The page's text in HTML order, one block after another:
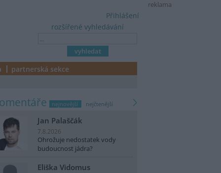
reklama
rozšířené vyhledávání
Přihlášení
partnerská sekce
nejnovější nejčtenější
Jan Palaščák
7.8.2026
Ohrožuje nedostatek vody
budoucnost jádra?
Eliška Vidomus